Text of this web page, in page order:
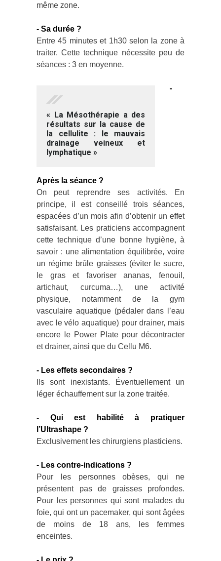
même zone.
- Sa durée ?
Entre 45 minutes et 1h30 selon la zone à
traiter. Cette technique nécessite peu de
séances : 3 en moyenne.
« La Mésothérapie a des
résultats sur la cause de
la cellulite : le mauvais
drainage veineux et
lymphatique »
-
Après la séance ?
On peut reprendre ses activités. En
principe, il est conseillé trois séances,
espacées d’un mois afin d’obtenir un effet
satisfaisant. Les praticiens accompagnent
cette technique d’une bonne hygiène, à
savoir : une alimentation équilibrée, voire
un régime brûle graisses (éviter le sucre,
le gras et favoriser ananas, fenouil,
artichaut, curcuma…), une activité
physique, notamment de la gym
vasculaire aquatique (pédaler dans l’eau
avec le vélo aquatique) pour drainer, mais
encore le Power Plate pour décontracter
et drainer, ainsi que du Cellu M6.
- Les effets secondaires ?
Ils sont inexistants. Éventuellement un
léger échauffement sur la zone traitée.
- Qui est habilité à pratiquer
l’Ultrashape ?
Exclusivement les chirurgiens plasticiens.
- Les contre-indications ?
Pour les personnes obèses, qui ne
présentent pas de graisses profondes.
Pour les personnes qui sont malades du
foie, qui ont un pacemaker, qui sont âgées
de moins de 18 ans, les femmes
enceintes.